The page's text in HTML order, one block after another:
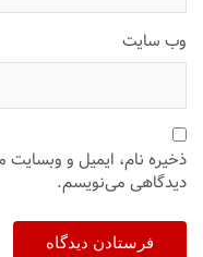
وب‌ سایت
ذخیره نام، ایمیل و وبسایت
دیدگاهی می‌نویسم.